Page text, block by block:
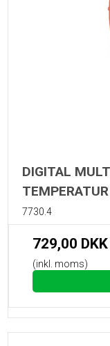
DIGITAL
7730.4
729,00 DKK
(inkl. moms)